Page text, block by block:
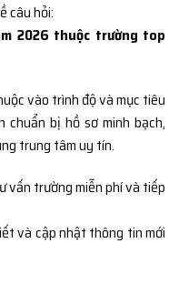
câu hỏi:
2026 thuộc trường top
vào trình độ và mục tiêu
bị hồ sơ minh bạch,
trung tâm uy tín.
vấn trường miễn phí và tiếp
và cập nhật thông tin mới